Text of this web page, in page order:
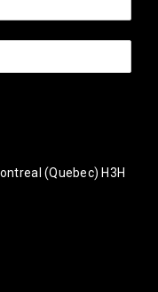
(Quebec) H3H